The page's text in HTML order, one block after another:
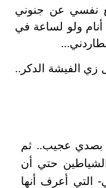
نفسي عن جنوني
أنام ولو لساعة في
زي الفيشة الدكر..
بصدي عجيب.. ثم
حتي أن
التي أعرف أنها